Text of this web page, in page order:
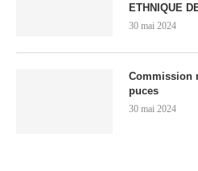
ETHNIQUE
30 mai 2024
Commission
puces
30 mai 2024